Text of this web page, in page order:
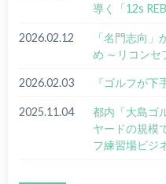
導く「12s
2026.02.12
「名門志向
め ～リコンセ
2026.02.03 『ゴルフが下
2025.11.04
都内「大島ゴ
ヤードの規模
フ練習場ビジ